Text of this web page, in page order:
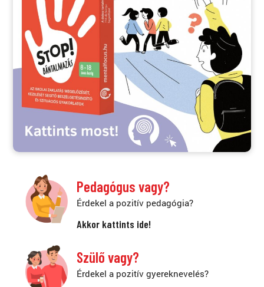
Pedagógus vagy?
Érdekel a pozitív pedagógia?
Akkor kattints ide!
Szülő vagy?
Érdekel a pozitív gyereknevelés?